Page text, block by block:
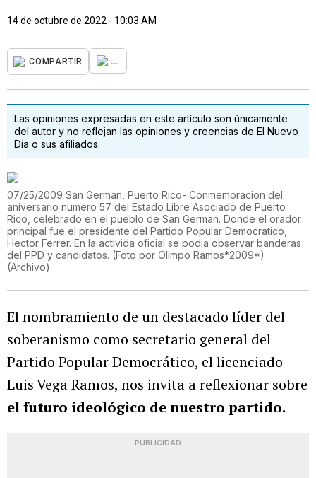
14 de octubre de 2022 - 10:03 AM
COMPARTIR ...
Las opiniones expresadas en este artículo son únicamente
del autor y no reflejan las opiniones y creencias de El Nuevo
Día o sus afiliados.
07/25/2009 San German, Puerto Rico- Conmemoracion del
aniversario numero 57 del Estado Libre Asociado de Puerto
Rico, celebrado en el pueblo de San German. Donde el orador
principal fue el presidente del Partido Popular Democratico,
Hector Ferrer. En la activida oficial se podia observar banderas
del PPD y candidatos. (Foto por Olimpo Ramos*2009*)
(Archivo)
El nombramiento de un destacado líder del
soberanismo como secretario general del
Partido Popular Democrático, el licenciado
Luis Vega Ramos, nos invita a reflexionar sobre
el futuro ideológico de nuestro partido.
PUBLICIDAD